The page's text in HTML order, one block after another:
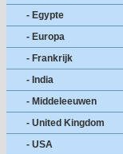
- Egypte
- Europa
- Frankrijk
- India
- Middeleeuwen
- United Kingdom
- USA